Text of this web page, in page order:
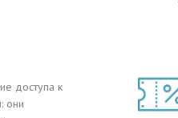
доступа к
они